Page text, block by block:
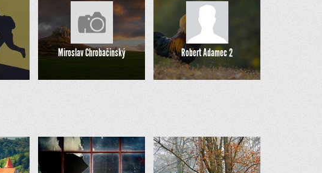
Miroslav Chrobačinský Robert Adamec 2